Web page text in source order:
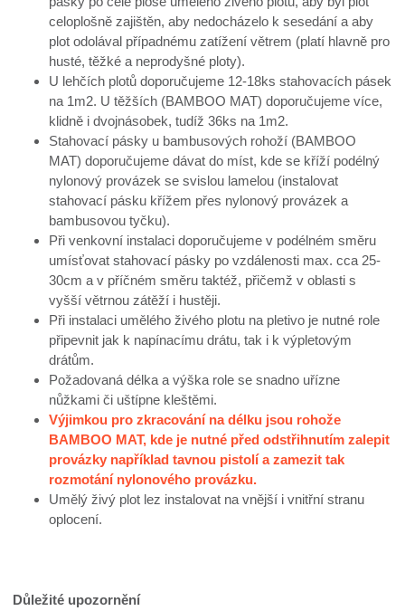
celoplošně zajištěn, aby nedocházelo k sesedání a aby
plot odolával případnému zatížení větrem (platí hlavně pro
husté, těžké a neprodyšné ploty).
U lehčích plotů doporučujeme 12-18ks stahovacích pásek
na 1m2. U těžších (BAMBOO MAT) doporučujeme více,
klidně i dvojnásobek, tudíž 36ks na 1m2.
Stahovací pásky u bambusových rohoží (BAMBOO
MAT) doporučujeme dávat do míst, kde se kříží podélný
nylonový provázek se svislou lamelou (instalovat
stahovací pásku křížem přes nylonový provázek a
bambusovou tyčku).
Při venkovní instalaci doporučujeme v podélném směru
umísťovat stahovací pásky po vzdálenosti max. cca 25-
30cm a v příčném směru taktéž, přičemž v oblasti s
vyšší větrnou zátěží i hustěji.
Při instalaci umělého živého plotu na pletivo je nutné role
připevnit jak k napínacímu drátu, tak i k výpletovým
drátům.
Požadovaná délka a výška role se snadno uřízne
nůžkami či uštípne kleštěmi.
Výjimkou pro zkracování na délku jsou rohože
BAMBOO MAT, kde je nutné před odstřihnutím zalepit
provázky například tavnou pistolí a zamezit tak
rozmotání nylonového provázku.
Umělý živý plot lez instalovat na vnější i vnitřní stranu
oplocení.
Důležité upozornění